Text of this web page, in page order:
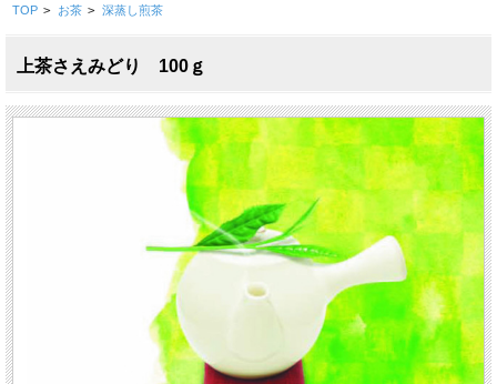
TOP > お茶 > 深蒸し煎茶
上茶さえみどり 100ｇ